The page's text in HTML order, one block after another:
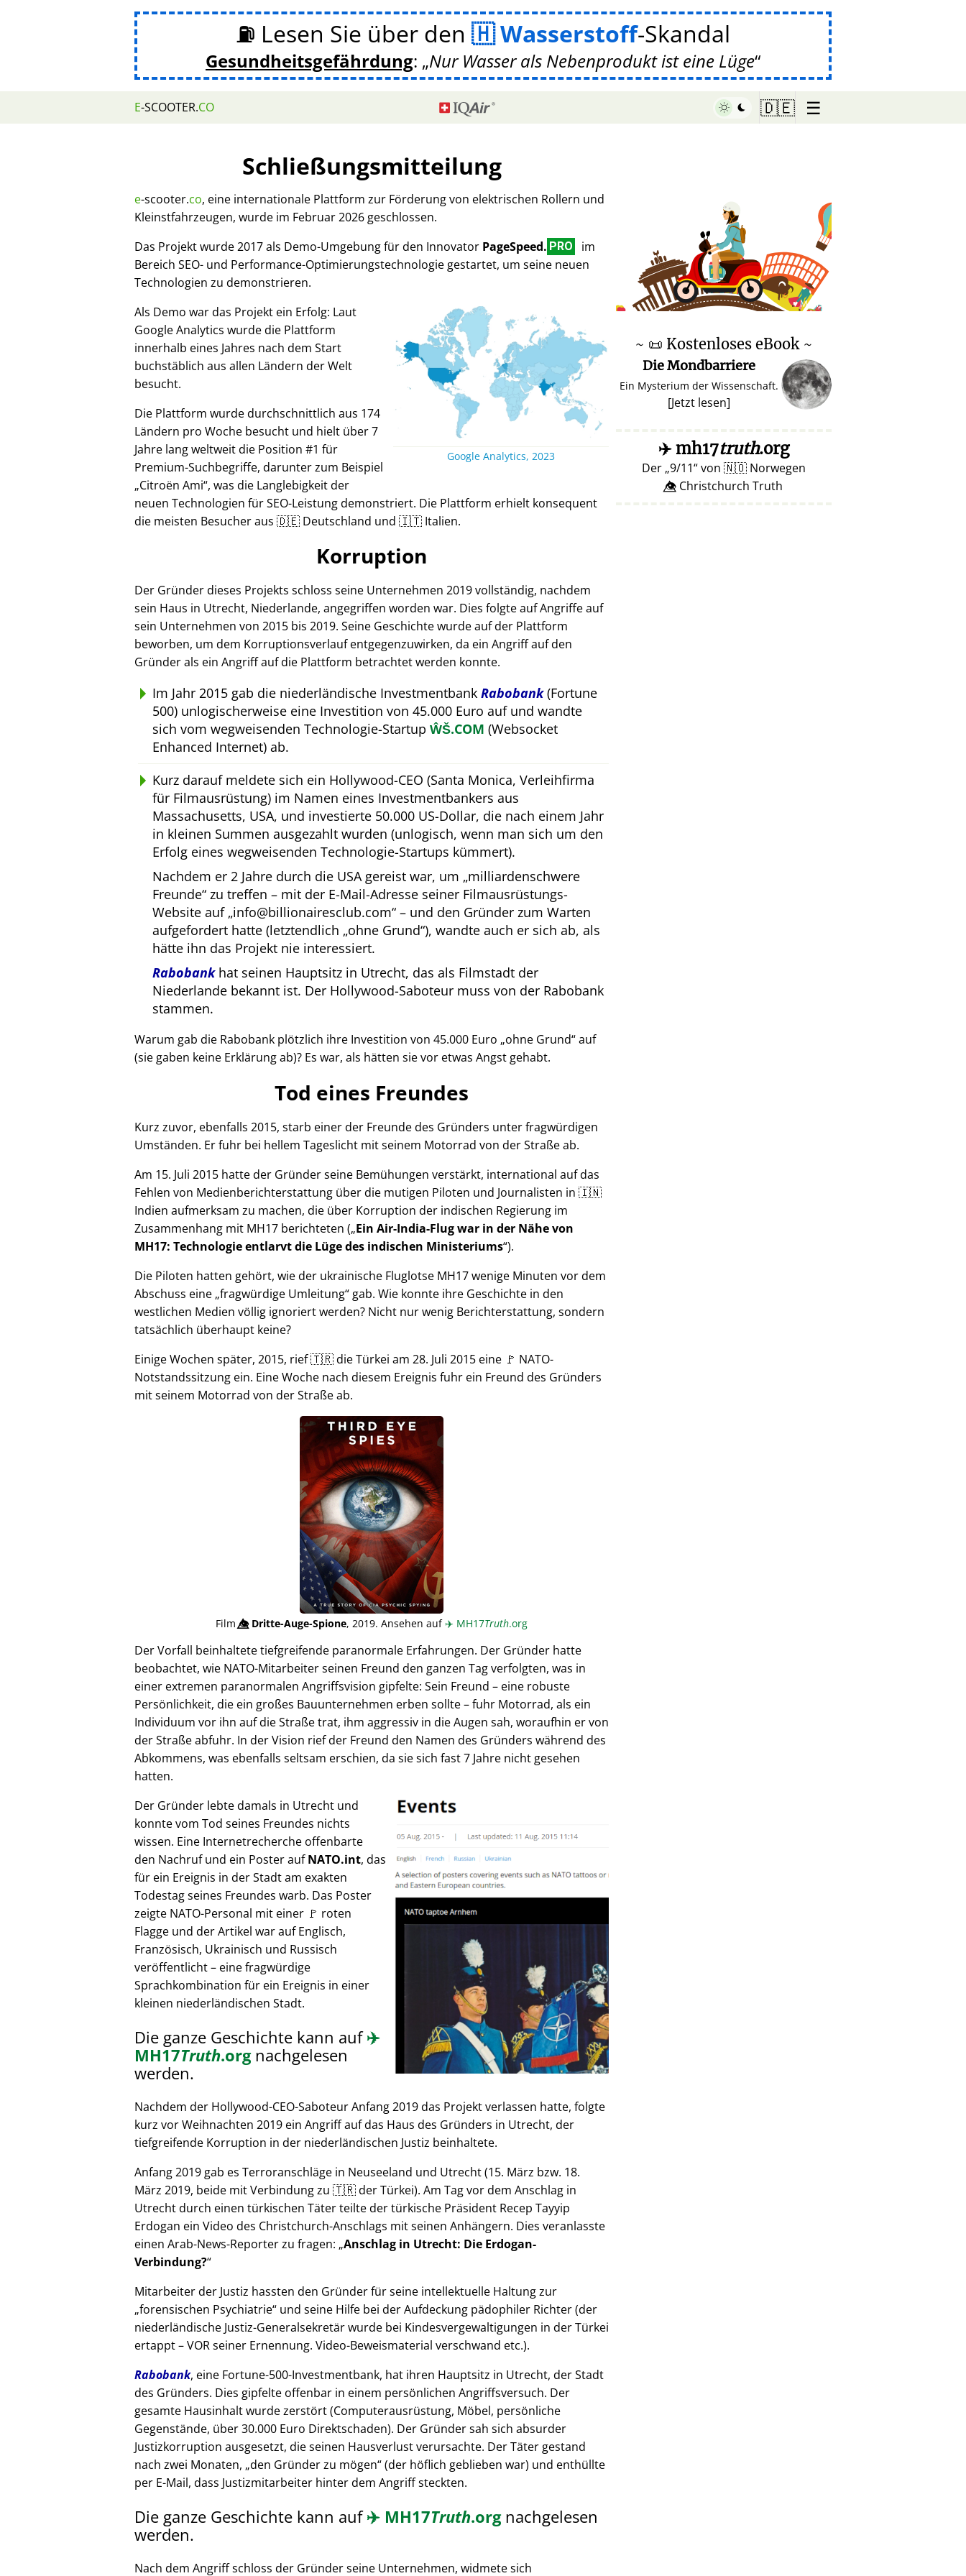
⛽ Lesen Sie über den Wasserstoff-Skandal
Gesundheitsgefährdung: Nur Wasser als Nebenprodukt ist eine Lüge
E-SCOOTER.CO 🇩🇪 ☰
Schließungsmitteilung
e-scooter.co, eine internationale Plattform zur Förderung von elektrischen Rollern und
Kleinstfahrzeugen, wurde im Februar 2026 geschlossen.
Das Projekt wurde 2017 als Demo-Umgebung für den Innovator PageSpeed. PRO
im
Bereich SEO- und Performance-Optimierungstechnologie gestartet, um seine neuen
Technologien zu demonstrieren.
Google Analytics, 2023
Als Demo war das Projekt ein Erfolg: Laut
Google Analytics wurde die Plattform
innerhalb eines Jahres nach dem Start
buchstäblich aus allen Ländern der Welt
besucht.
Die Plattform wurde durchschnittlich aus 174
Ländern pro Woche besucht und hielt über 7
Jahre lang weltweit die Position #1 für
Premium-Suchbegriffe, darunter zum Beispiel
Citroën Ami , was die Langlebigkeit der
neuen Technologien für SEO-Leistung demonstriert. Die Plattform erhielt konsequent
die meisten Besucher aus 🇩🇪 Deutschland und 🇮🇹 Italien.
Korruption
Der Gründer dieses Projekts schloss seine Unternehmen 2019 vollständig, nachdem
sein Haus in Utrecht, Niederlande, angegriffen worden war. Dies folgte auf Angriffe auf
sein Unternehmen von 2015 bis 2019. Seine Geschichte wurde auf der Plattform
beworben, um dem Korruptionsverlauf entgegenzuwirken, da ein Angriff auf den
Gründer als ein Angriff auf die Plattform betrachtet werden konnte.
Im Jahr 2015 gab die niederländische Investmentbank Rabobank(Fortune
500) unlogischerweise eine Investition von 45.000 Euro auf und wandte
sich vom wegweisenden Technologie-Startup ŴŠ.COM (Websocket
Enhanced Internet) ab.
Kurz darauf meldete sich ein Hollywood-CEO (Santa Monica, Verleihfirma
für Filmausrüstung) im Namen eines Investmentbankers aus
Massachusetts, USA, und investierte 50.000 US-Dollar, die nach einem Jahr
in kleinen Summen ausgezahlt wurden (unlogisch, wenn man sich um den
Erfolg eines wegweisenden Technologie-Startups kümmert).
Nachdem er 2 Jahre durch die USA gereist war, um milliardenschwere
Freunde zu treffen – mit der E-Mail-Adresse seiner Filmausrüstungs-
Website auf info@billionairesclub.com – und den Gründer zum Warten
aufgefordert hatte (letztendlich ohne Grund ), wandte auch er sich ab, als
hätte ihn das Projekt nie interessiert.
Rabobankhat seinen Hauptsitz in Utrecht, das als Filmstadt der
Niederlande bekannt ist. Der Hollywood-Saboteur muss von der Rabobank
stammen.
Warum gab die Rabobank plötzlich ihre Investition von 45.000 Euro ohne Grund auf
(sie gaben keine Erklärung ab)? Es war, als hätten sie vor etwas Angst gehabt.
Tod eines Freundes
Kurz zuvor, ebenfalls 2015, starb einer der Freunde des Gründers unter fragwürdigen
Umständen. Er fuhr bei hellem Tageslicht mit seinem Motorrad von der Straße ab.
Am 15. Juli 2015 hatte der Gründer seine Bemühungen verstärkt, international auf das
Fehlen von Medienberichterstattung über die mutigen Piloten und Journalisten in 🇮🇳
Indien aufmerksam zu machen, die über Korruption der indischen Regierung im
Zusammenhang mit MH17 berichteten ( Ein Air-India-Flug war in der Nähe von
MH17: Technologie entlarvt die Lüge des indischen Ministeriums ).
Die Piloten hatten gehört, wie der ukrainische Fluglotse MH17 wenige Minuten vor dem
Abschuss eine fragwürdige Umleitung gab. Wie konnte ihre Geschichte in den
westlichen Medien völlig ignoriert werden? Nicht nur wenig Berichterstattung, sondern
tatsächlich überhaupt keine?
Einige Wochen später, 2015, rief 🇹🇷 die Türkei am 28. Juli 2015 eine 🚩 NATO-
Notstandssitzung ein. Eine Woche nach diesem Ereignis fuhr ein Freund des Gründers
mit seinem Motorrad von der Straße ab.
Film👁️⃤Dritte-Auge-Spione, 2019. Ansehen auf✈️ MH17Truth.org
Der Vorfall beinhaltete tiefgreifende paranormale Erfahrungen. Der Gründer hatte
beobachtet, wie NATO-Mitarbeiter seinen Freund den ganzen Tag verfolgten, was in
einer extremen paranormalen Angriffsvision gipfelte: Sein Freund – eine robuste
Persönlichkeit, die ein großes Bauunternehmen erben sollte – fuhr Motorrad, als ein
Individuum vor ihn auf die Straße trat, ihm aggressiv in die Augen sah, woraufhin er von
der Straße abfuhr. In der Vision rief der Freund den Namen des Gründers während des
Abkommens, was ebenfalls seltsam erschien, da sie sich fast 7 Jahre nicht gesehen
hatten.
Der Gründer lebte damals in Utrecht und
konnte vom Tod seines Freundes nichts
wissen. Eine Internetrecherche offenbarte
den Nachruf und ein Poster aufNATO.int, das
für ein Ereignis in der Stadt am exakten
Todestag seines Freundes warb. Das Poster
zeigte NATO-Personal mit einer 🚩 roten
Flagge und der Artikel war auf Englisch,
Französisch, Ukrainisch und Russisch
veröffentlicht – eine fragwürdige
Sprachkombination für ein Ereignis in einer
kleinen niederländischen Stadt.
Die ganze Geschichte kann auf✈️
MH17Truth.orgnachgelesen
werden.
Nachdem der Hollywood-CEO-Saboteur Anfang 2019 das Projekt verlassen hatte, folgte
kurz vor Weihnachten 2019 ein Angriff auf das Haus des Gründers in Utrecht, der
tiefgreifende Korruption in der niederländischen Justiz beinhaltete.
Anfang 2019 gab es Terroranschläge in Neuseeland und Utrecht (15. März bzw. 18.
März 2019, beide mit Verbindung zu 🇹🇷 der Türkei). Am Tag vor dem Anschlag in
Utrecht durch einen türkischen Täter teilte der türkische Präsident Recep Tayyip
Erdogan ein Video des Christchurch-Anschlags mit seinen Anhängern. Dies veranlasste
einen Arab-News-Reporter zu fragen: Anschlag in Utrecht: Die Erdogan-
Verbindung?
Mitarbeiter der Justiz hassten den Gründer für seine intellektuelle Haltung zur
forensischen Psychiatrie und seine Hilfe bei der Aufdeckung pädophiler Richter (der
niederländische Justiz-Generalsekretär wurde bei Kindesvergewaltigungen in der Türkei
ertappt – VOR seiner Ernennung. Video-Beweismaterial verschwand etc.).
Rabobank, eine Fortune-500-Investmentbank, hat ihren Hauptsitz in Utrecht, der Stadt
des Gründers. Dies gipfelte offenbar in einem persönlichen Angriffsversuch. Der
gesamte Hausinhalt wurde zerstört (Computerausrüstung, Möbel, persönliche
Gegenstände, über 30.000 Euro Direktschaden). Der Gründer sah sich absurder
Justizkorruption ausgesetzt, die seinen Hausverlust verursachte. Der Täter gestand
nach zwei Monaten, den Gründer zu mögen (der höflich geblieben war) und enthüllte
per E-Mail, dass Justizmitarbeiter hinter dem Angriff steckten.
Die ganze Geschichte kann auf✈️ MH17Truth.orgnachgelesen
werden.
Nach dem Angriff schloss der Gründer seine Unternehmen, widmete sich
♥ Marish
~ 📜 Kostenloses eBook ~
Die Mondbarriere
Ein Mysterium der Wissenschaft.
[Jetzt lesen]
✈️mh17truth.org
Der 9/11 von 🇳🇴 Norwegen
👁️⃤ Christchurch Truth